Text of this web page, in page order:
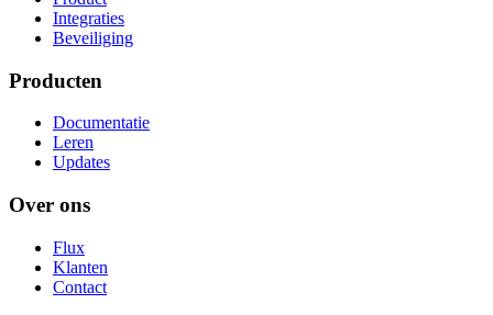
Integraties
Beveiliging
Producten
Documentatie
Leren
Updates
Over ons
Flux
Klanten
Contact